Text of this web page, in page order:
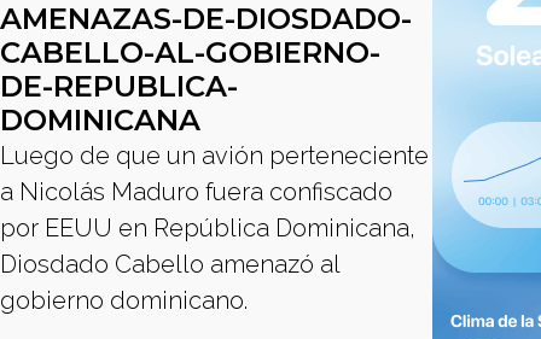
AMENAZAS-DE-DIOSDADO-
CABELLO-AL-GOBIERNO-
DE-REPUBLICA-
DOMINICANA
Luego de que un avión perteneciente
a Nicolás Maduro fuera confiscado
por EEUU en República Dominicana,
Diosdado Cabello amenazó al
gobierno dominicano.